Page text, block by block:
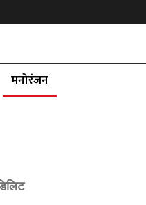
मनोरंजन